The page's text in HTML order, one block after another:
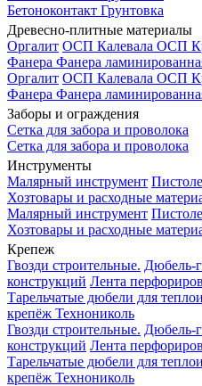
Бетоноконтакт Грунтовка
Древесно-плитные материалы
Оргалит ОСП Калевала ОСП
Фанера Фанера
Оргалит ОСП Калевала ОСП
Фанера Фанера
Заборы и ограждения
Сетка для забора и проволока
Сетка для забора и проволока
Инструменты
Малярный инструмент
Хозтовары и расходные
Малярный инструмент
Хозтовары и расходные
Крепеж
Гвозди строительные. Дюбель-
конструкций Лента
Тарельчатые дюбели для
крепёж Технониколь
Гвозди строительные. Дюбель-
конструкций Лента
Тарельчатые дюбели для
крепёж Технониколь